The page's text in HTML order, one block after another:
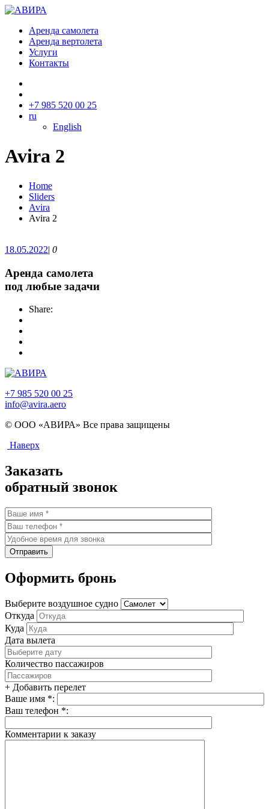
Аренда самолета
Аренда вертолета
Услуги
Контакты
+7 985 520 00 25
ru
English
Avira 2
Home
Sliders
Avira
Avira 2
18.05.2022| 0
Аренда самолета
под любые задачи
Share:
+7 985 520 00 25
info@avira.aero
© ООО «АВИРА» Все права защищены
Наверх
Заказать
обратный звонок
Оформить бронь
Выберите воздушное судно
Откуда
Куда
Дата вылета
Количество пассажиров
+ Добавить перелет
Ваше имя *:
Ваш телефон *:
Комментарии к заказу